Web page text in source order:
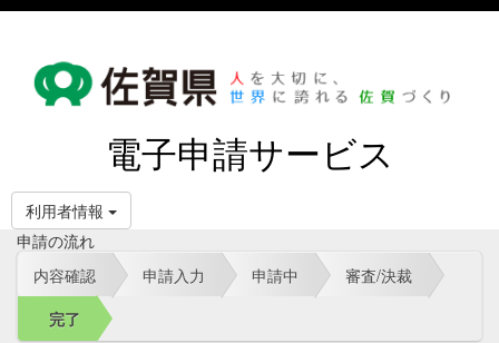
電子申請サービス
利用者情報
申請の流れ
内容確認
申請入力 申請中
審査/決裁
完了